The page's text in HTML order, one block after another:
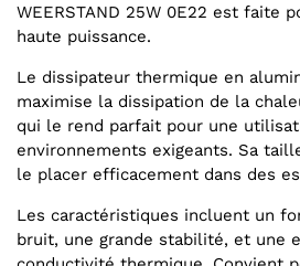
WEERSTAND 25W 0E22 est faite
haute puissance.
Le dissipateur thermique en
maximise la dissipation de la
qui le rend parfait pour une
environnements exigeants. Sa
le placer efficacement dans des
Les caractéristiques incluent un
bruit, une grande stabilité, et une